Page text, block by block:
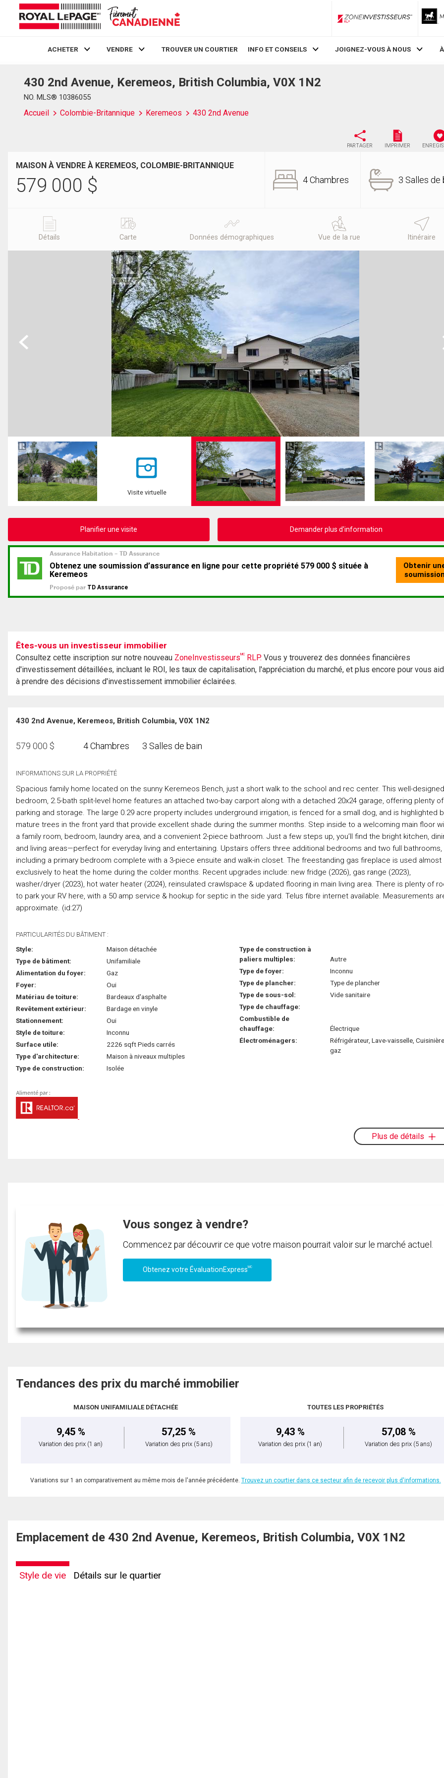
ZoneInvestisseurs RLP
ACHETER VENDRE TROUVER UN COURTIER INFO ET CONSEILS JOIGNEZ-VOUS À NOUS
430 2nd Avenue, Keremeos, British Columbia, V0X 1N2
NO. MLS® 10386055
Accueil Colombie-Britannique Keremeos 430 2nd Avenue
PARTAGER IMPRIMER
MAISON À VENDRE À KEREMEOS, COLOMBIE-BRITANNIQUE
579 000 $ 4 Chambres 3 Salles de
Détails Carte Données démographiques Vue de la rue Itinéraire
Previous
Visite virtuelle
Planifier une visite Demander plus d'information
Êtes-vous un investisseur immobilier
Consultez cette inscription sur notre nouveau ZoneInvestisseursMC RLP. Vous y trouverez des données financières
d'investissement détaillées, incluant le ROI, les taux de capitalisation, l'appréciation du marché, et plus encore pour vous
à prendre des décisions d'investissement immobilier éclairées.
430 2nd Avenue, Keremeos, British Columbia, V0X 1N2
579 000 $ 4 Chambres 3 Salles de bain
INFORMATIONS SUR LA PROPRIÉTÉ
Spacious family home located on the sunny Keremeos Bench, just a short walk to the school and rec center. This well-
bedroom, 2.5-bath split-level home features an attached two-bay carport along with a detached 20x24 garage, offering plenty of
parking and storage. The large 0.29 acre property includes underground irrigation, is fenced for a small dog, and is highlighted
mature trees in the front yard that provide excellent shade during the summer months. Step inside to a welcoming main floor
a family room, bedroom, laundry area, and a convenient 2-piece bathroom. Just a few steps up, you’ll find the bright kitchen,
and living areas—perfect for everyday living and entertaining. Upstairs offers three additional bedrooms and two full bathrooms,
including a primary bedroom complete with a 3-piece ensuite and walk-in closet. The freestanding gas fireplace is used almost
exclusively to heat the home during the colder months. Recent upgrades include: new fridge (2026), gas range (2023),
washer/dryer (2023), hot water heater (2024), reinsulated crawlspace & updated flooring in main living area. There is plenty of
to park your RV here, with a 50 amp service & hookup for septic in the side yard. Telus fibre internet available. Measurements
approximate. (id:27)
PARTICULARITÉS DU BÂTIMENT :
Style:
Maison détachée
Type de bâtiment:
Unifamiliale
Alimentation du foyer:
Gaz
Foyer:
Oui
Matériau de toiture:
Bardeaux d'asphalte
Revêtement extérieur:
Bardage en vinyle
Stationnement:
Oui
Style de toiture:
Inconnu
Surface utile:
2226 sqft Pieds carrés
Type d'architecture:
Maison à niveaux multiples
Type de construction:
Isolée
Type de construction à
paliers multiples:
Autre
Type de foyer:
Inconnu
Type de plancher:
Type de plancher
Type de sous-sol:
Vide sanitaire
Type de chauffage:
Combustible de
chauffage:
Électrique
Électroménagers:
Réfrigérateur, Lave-vaisselle,
gaz
Plus de détails
Vous songez à vendre?
Commencez par découvrir ce que votre maison pourrait valoir sur le marché actuel.
Obtenez votre ÉvaluationExpressMC
Tendances des prix du marché immobilier
MAISON UNIFAMILIALE DÉTACHÉE
9,45 %
Variation des prix (1 an)
57,25 %
Variation des prix (5 ans)
TOUTES LES PROPRIÉTÉS
9,43 %
Variation des prix (1 an)
57,08 %
Variation des prix (5 ans)
Variations sur 1 an comparativement au même mois de l'année précédente. Trouvez un courtier dans ce secteur afin de recevoir plus d'informations.
Emplacement de 430 2nd Avenue, Keremeos, British Columbia, V0X 1N2
Style de vie Détails sur le quartier